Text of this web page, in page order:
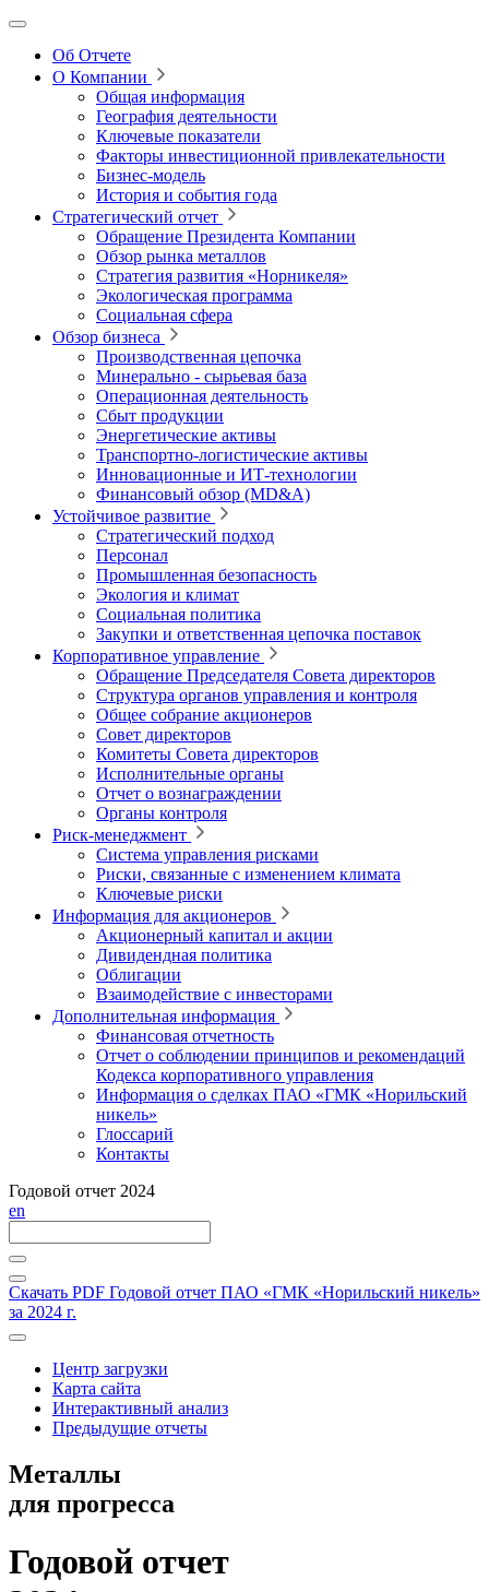
Об Отчете
О Компании
Общая информация
География деятельности
Ключевые показатели
Факторы инвестиционной привлекательности
Бизнес-модель
История и события года
Стратегический отчет
Обращение Президента Компании
Обзор рынка металлов
Стратегия развития «Норникеля»
Экологическая программа
Социальная сфера
Обзор бизнеса
Производственная цепочка
Минерально ‑ сырьевая база
Операционная деятельность
Сбыт продукции
Энергетические активы
Транспортно-логистические активы
Инновационные и ИТ‑технологии
Финансовый обзор (MD&A)
Устойчивое развитие
Стратегический подход
Персонал
Промышленная безопасность
Экология и климат
Социальная политика
Закупки и ответственная цепочка поставок
Корпоративное управление
Обращение Председателя Совета директоров
Структура органов управления и контроля
Общее собрание акционеров
Совет директоров
Комитеты Совета директоров
Исполнительные органы
Отчет о вознаграждении
Органы контроля
Риск-менеджмент
Система управления рисками
Риски, связанные с изменением климата
Ключевые риски
Информация для акционеров
Акционерный капитал и акции
Дивидендная политика
Облигации
Взаимодействие с инвесторами
Дополнительная информация
Финансовая отчетность
Отчет о соблюдении принципов и рекомендаций
Кодекса корпоративного управления
Информация о сделках ПАО «ГМК «Норильский
никель»
Глоссарий
Контакты
Годовой отчет 2024
en
Скачать PDF Годовой отчет ПАО «ГМК «Норильский никель»
за 2024 г.
Центр загрузки
Карта сайта
Интерактивный анализ
Предыдущие отчеты
Металлы
для прогресса
Годовой отчет